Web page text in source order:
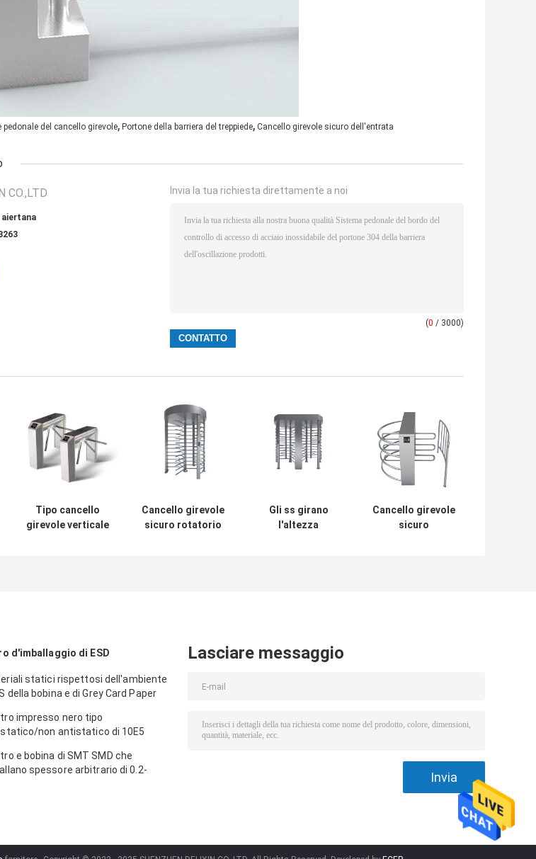
pedonale del cancello girevole, Portone della barriera del treppiede, Cancello girevole sicuro dell'entrata
CO.,LTD
aiertana
Invia la tua richiesta direttamente a noi
(0 / 3000)
Tipo cancello
girevole verticale
Cancello girevole
sicuro rotatorio
Gli ss girano
l'altezza
Cancello girevole
sicuro
d'imballaggio di ESD
statici rispettosi dell'ambiente
della bobina e di Grey Card Paper
impresso nero tipo
non antistatico di 10E5
e bobina di SMT SMD che
spessore arbitrario di 0.2-
Lasciare messaggio